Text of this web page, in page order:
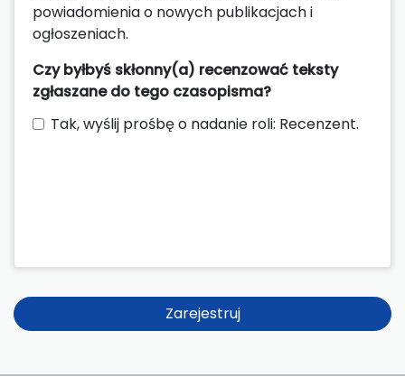
powiadomienia o nowych publikacjach i
ogłoszeniach.
Czy byłbyś skłonny(a) recenzować teksty
zgłaszane do tego czasopisma?
Tak, wyślij prośbę o nadanie roli: Recenzent.
Zarejestruj